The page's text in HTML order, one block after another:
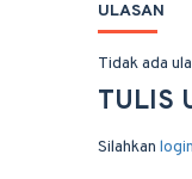
ULASAN
Tidak ada
TULIS
Silahkan login